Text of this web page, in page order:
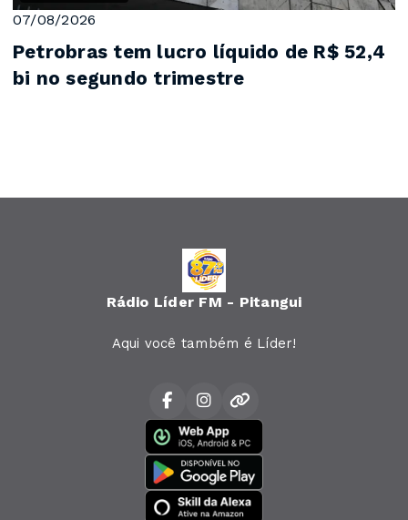
07/08/2026
Petrobras tem lucro líquido de R$ 52,4
bi no segundo trimestre
Rádio Líder FM - Pitangui
Aqui você também é Líder!